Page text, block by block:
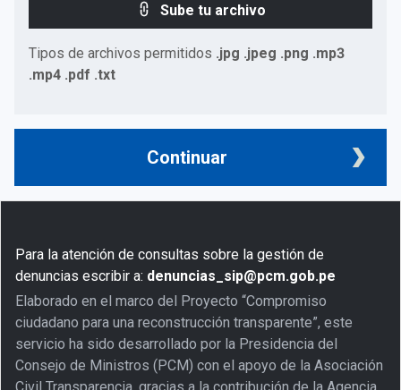
Sube tu archivo
Tipos de archivos permitidos .jpg .jpeg .png .mp3
.mp4 .pdf .txt
Continuar
Para la atención de consultas sobre la gestión de
denuncias escribir a: denuncias_sip@pcm.gob.pe
Elaborado en el marco del Proyecto “Compromiso
ciudadano para una reconstrucción transparente”, este
servicio ha sido desarrollado por la Presidencia del
Consejo de Ministros (PCM) con el apoyo de la Asociación